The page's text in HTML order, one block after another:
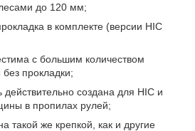
до 120 мм;
в комплекте (версии HIC
с большим количеством
без прокладки;
действительно создана для HIC и
в пропилах рулей;
такой же крепкой, как и другие